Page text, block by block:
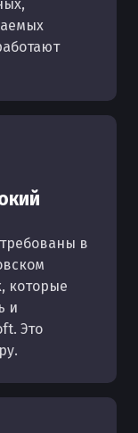
в
которые
и
Это